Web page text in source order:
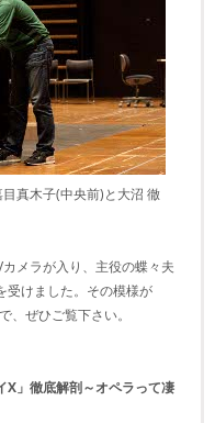
真木子(中央前)と大沼 徹
メラが入り、主役の蝶々夫
受けました。その模様が
、ぜひご覧下さい。
X」徹底解剖～オペラって凄